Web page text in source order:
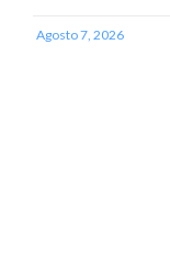
Agosto 7, 2026